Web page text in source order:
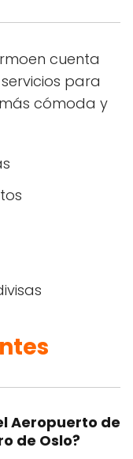
cuenta
para
cómoda y
Aeropuerto de
de Oslo?